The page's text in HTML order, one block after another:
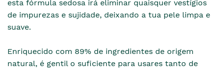
esta fórmula sedosa irá eliminar quaisquer vestígios
de impurezas e sujidade, deixando a tua pele limpa e
suave.
Enriquecido com 89% de ingredientes de origem
natural, é gentil o suficiente para usares tanto de